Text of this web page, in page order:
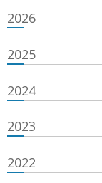
2026
2025
2024
2023
2022